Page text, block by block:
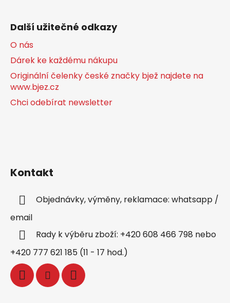
Další užitečné odkazy
O nás
Dárek ke každému nákupu
Originální čelenky české značky bjež najdete na
www.bjez.cz
Chci odebírat newsletter
Kontakt
Objednávky, výměny, reklamace: whatsapp /
email
Rady k výběru zboží: +420 608 466 798 nebo
+420 777 621 185 (11 - 17 hod.)